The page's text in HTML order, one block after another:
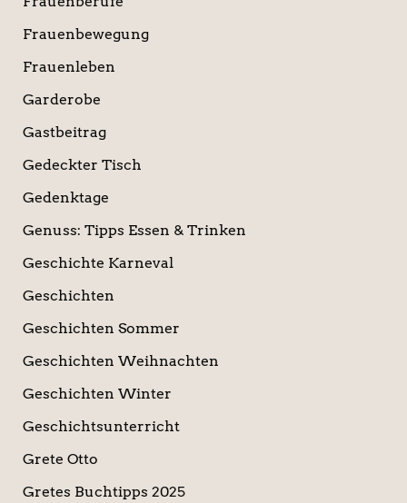
Frauenbewegung
Frauenleben
Garderobe
Gastbeitrag
Gedeckter Tisch
Gedenktage
Genuss: Tipps Essen & Trinken
Geschichte Karneval
Geschichten
Geschichten Sommer
Geschichten Weihnachten
Geschichten Winter
Geschichtsunterricht
Grete Otto
Gretes Buchtipps 2025